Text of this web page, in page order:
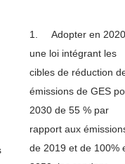
1. Adopter en 2020
une loi intégrant les
cibles de réduction
émissions de GES
2030 de 55 % par
rapport aux
de 2019 et de 100%